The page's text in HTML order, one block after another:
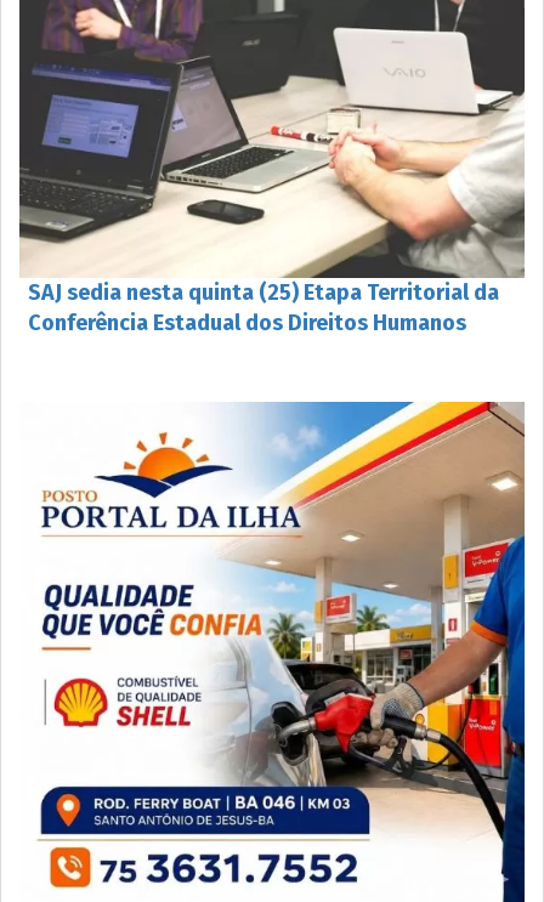
SAJ sedia nesta quinta (25) Etapa Territorial da
Conferência Estadual dos Direitos Humanos